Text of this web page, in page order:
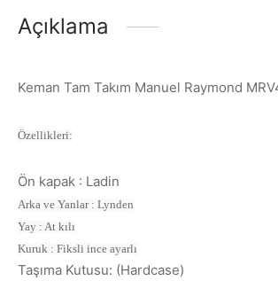
Açıklama
Keman Tam Takım Manuel Raymond
Özellikleri:
Ön kapak : Ladin
Arka ve Yanlar : Lynden
Yay : At kılı
Kuruk : Fiksli ince ayarlı
Taşıma Kutusu: (Hardcase)